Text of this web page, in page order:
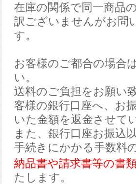
在庫の関係で同一商品
訳ございませんがお問
す。
お客様のご都合の場合
い。
送料のご負担をお願い
客様の銀行口座へ、お
いた金額を返金させて
また、銀行口座お振込
手続きにかかる手数料
納品書や請求書等の書
たします。